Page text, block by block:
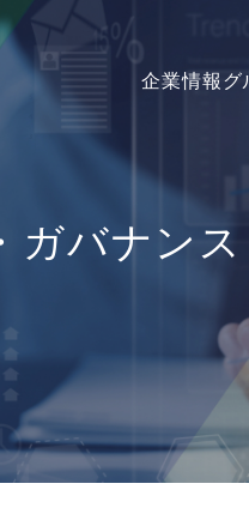
企業情報 グ
ガバナンス